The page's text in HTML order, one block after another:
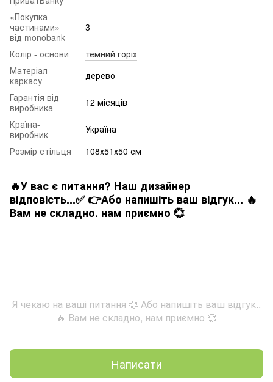
«Покупка
частинами»
від monobank
3
Колір - основи
темний горіх
Матеріал
каркасу
дерево
Гарантія від
виробника
12 місяців
Країна-
виробник
Україна
Розмір стільця
108х51х50 см
🔥У вас є питання? Наш дизайнер
відповість...✅ 👉Або напишіть ваш відгук... 🔥
Вам не складно. нам приємно 💞
Я чекаю на ваші питання 💞 Або напишіть ваш відгук..
🔥 Вам не складно, нам приємно 💞
Написати